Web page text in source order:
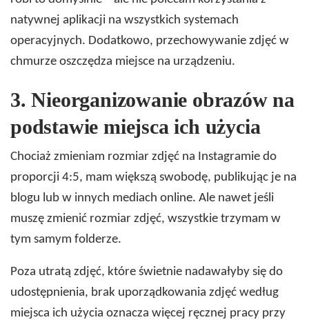
natywnej aplikacji na wszystkich systemach
operacyjnych. Dodatkowo, przechowywanie zdjęć w
chmurze oszczędza miejsce na urządzeniu.
3.Nieorganizowanie obrazów na
podstawie miejsca ich użycia
Chociaż zmieniam rozmiar zdjęć na Instagramie do
proporcji 4:5, mam większą swobodę, publikując je na
blogu lub w innych mediach online. Ale nawet jeśli
muszę zmienić rozmiar zdjęć, wszystkie trzymam w
tym samym folderze.
Poza utratą zdjęć, które świetnie nadawałyby się do
udostępnienia, brak uporządkowania zdjęć według
miejsca ich użycia oznacza więcej ręcznej pracy przy